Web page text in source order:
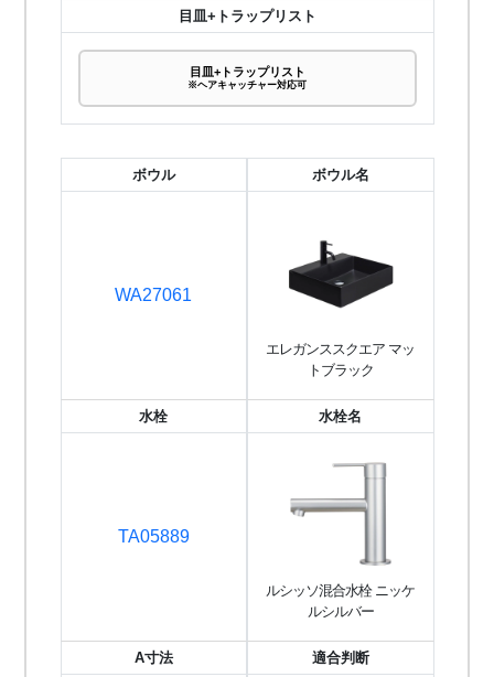
目皿+トラップリスト
目皿+トラップリスト
※ヘアキャッチャー対応可
ボウル
WA27061
ボウル名
エレガンススクエア マッ
トブラック
水栓
TA05889
水栓名
ルシッソ混合水栓 ニッケ
ルシルバー
A寸法 適合判断